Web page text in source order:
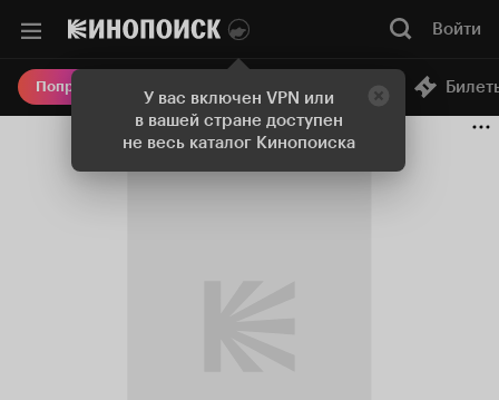
У вас включен VPN или
в вашей стране доступен
не весь каталог Кинопоиска
Войти
Попробовать Плюс Онлайн-кинотеатр